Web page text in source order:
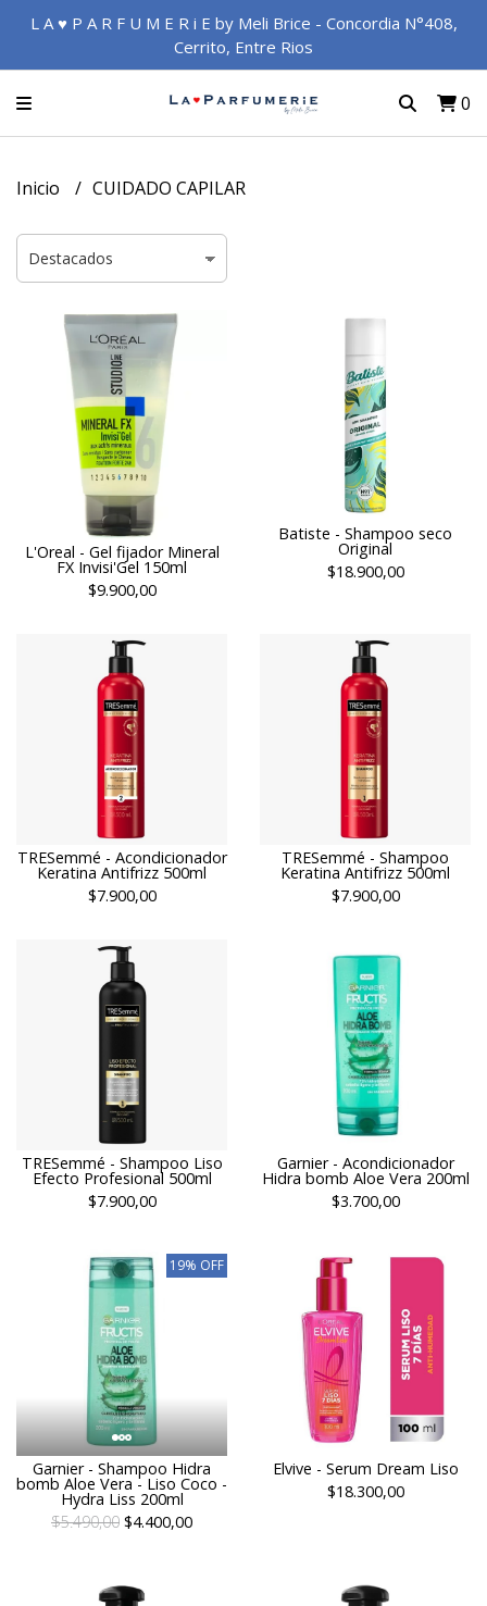
L A ♥ P A R F U M E R i E by Meli Brice - Concordia N°408,
Cerrito, Entre Rios
0
Inicio CUIDADO CAPILAR
L'Oreal - Gel fijador Mineral
FX Invisi'Gel 150ml
$9.900,00
Batiste - Shampoo seco
Original
$18.900,00
TRESemmé - Acondicionador
Keratina Antifrizz 500ml
$7.900,00
TRESemmé - Shampoo
Keratina Antifrizz 500ml
$7.900,00
TRESemmé - Shampoo Liso
Efecto Profesional 500ml
$7.900,00
Garnier - Acondicionador
Hidra bomb Aloe Vera 200ml
$3.700,00
19% OFF
Garnier - Shampoo Hidra
bomb Aloe Vera - Liso Coco -
Hydra Liss 200ml
$5.490,00 $4.400,00
Elvive - Serum Dream Liso
$18.300,00